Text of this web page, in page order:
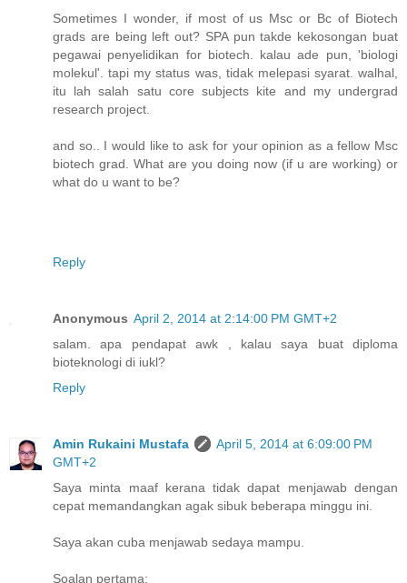
Sometimes I wonder, if most of us Msc or Bc of Biotech
grads are being left out? SPA pun takde kekosongan buat
pegawai penyelidikan for biotech. kalau ade pun, 'biologi
molekul'. tapi my status was, tidak melepasi syarat. walhal,
itu lah salah satu core subjects kite and my undergrad
research project.
and so.. I would like to ask for your opinion as a fellow Msc
biotech grad. What are you doing now (if u are working) or
what do u want to be?
Reply
Anonymous April 2, 2014 at 2:14:00 PM GMT+2
salam. apa pendapat awk , kalau saya buat diploma
bioteknologi di iukl?
Reply
Amin Rukaini Mustafa
April 5, 2014 at 6:09:00 PM
GMT+2
Saya minta maaf kerana tidak dapat menjawab dengan
cepat memandangkan agak sibuk beberapa minggu ini.
Saya akan cuba menjawab sedaya mampu.
Soalan pertama: